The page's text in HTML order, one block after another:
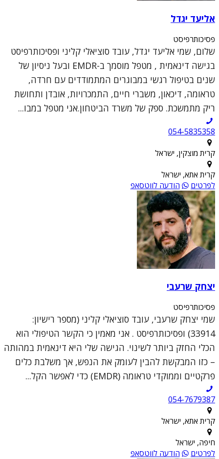
אליעד יגדל
פסיכותרפיסט
שלום, שמי אליעד יגדל, עובד סוציאלי קליני ופסיכותרפיסט
בגישה דינאמית , מטפל מוסמך ב-EMDR ובעל ניסיון של
שנים בטיפול רגשי במבוגרים המתמודדים עם חרדה,
טראומה, דיכאון, משברי חיים, התמכרויות, אובדן ותחושת
ריק מתמשכת. ספק של משרד הביטחון.אני מטפל במבו...
054-5835358
קרית מוצקין, ישראל
קרית אתא, ישראל
לפרטים
הודעה לווטסאפ
יצחק שרעבי
פסיכותרפיסט
שמי יצחק שרעבי, עובד סוציאלי קליני (מספר רישיון:
33914) ופסיכותרפיסט . אני מאמין כי הקשר הטיפולי הוא
הכלי החזק ביותר לשינוי. הגישה שלי היא דינאמית במהותה
– כזו המבקשת להבין לעומק את הנפש, אך משלבת כלים
פרקטיים וממוקדי טראומה (EMDR) כדי לאפשר הקל...
054-7679387
קרית אתא, ישראל
חיפה, ישראל
לפרטים
הודעה לווטסאפ